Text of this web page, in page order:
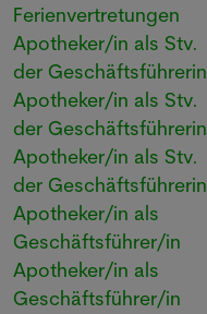
Ferienvertretungen
Apotheker/in als Stv.
der Geschäftsführerin
Apotheker/in als Stv.
der Geschäftsführerin
Apotheker/in als Stv.
der Geschäftsführerin
Apotheker/in als
Geschäftsführer/in
Apotheker/in als
Geschäftsführer/in